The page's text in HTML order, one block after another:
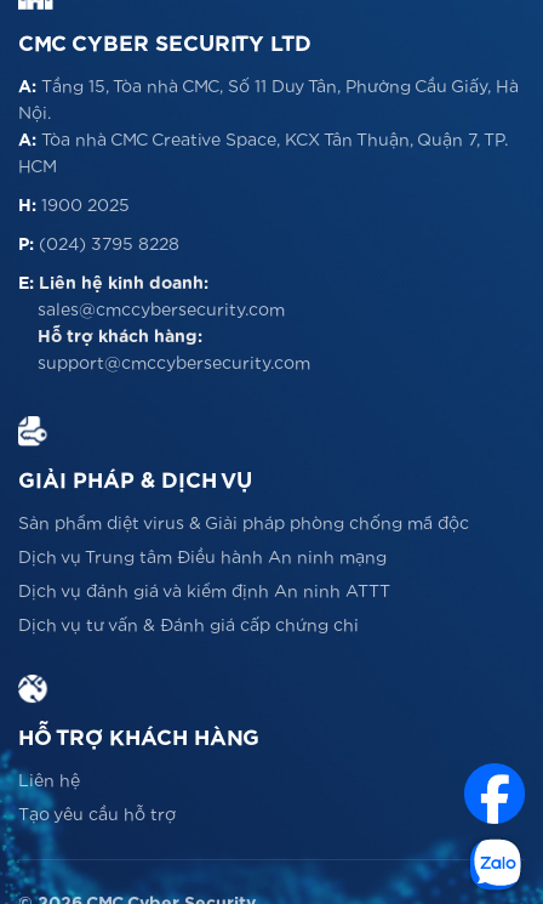
CMC CYBER SECURITY LTD
A: Tầng 15, Tòa nhà CMC, Số 11 Duy Tân, Phường Cầu Giấy, Hà
Nội.
A: Tòa nhà CMC Creative Space, KCX Tân Thuận, Quận 7, TP.
HCM
H: 1900 2025
P: (024) 3795 8228
E: Liên hệ kinh doanh:
sales@cmccybersecurity.com
Hỗ trợ khách hàng:
support@cmccybersecurity.com
GIẢI PHÁP & DỊCH VỤ
Sản phẩm diệt virus & Giải pháp phòng chống mã độc
Dịch vụ Trung tâm Điều hành An ninh mạng
Dịch vụ đánh giá và kiểm định An ninh ATTT
Dịch vụ tư vấn & Đánh giá cấp chứng chỉ
HỖ TRỢ KHÁCH HÀNG
Liên hệ
Tạo yêu cầu hỗ trợ